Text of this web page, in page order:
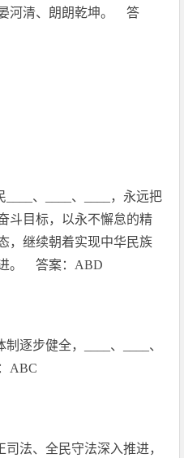
河清、朗朗乾坤。 答
、 、
，永远把
斗目标，以永不懈怠的精
，继续朝着实现中华民族
。 答案： ABD
逐步健全， 、
、
ABC
法、全民守法深入推进，